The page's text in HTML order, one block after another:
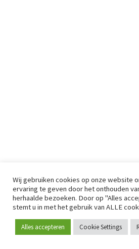
Word lid
Wij gebruiken cookies op onze website
ervaring te geven door het onthouden
herhaalde bezoeken. Door op "Alles
stemt u in met het gebruik van ALLE
Alles accepteren Cookie Settings